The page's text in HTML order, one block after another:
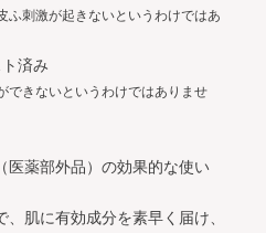
ふ刺激が起きないというわけではあ
済み
できないというわけではありませ
医薬部外品）の効果的な使い
肌に有効成分を素早く届け、